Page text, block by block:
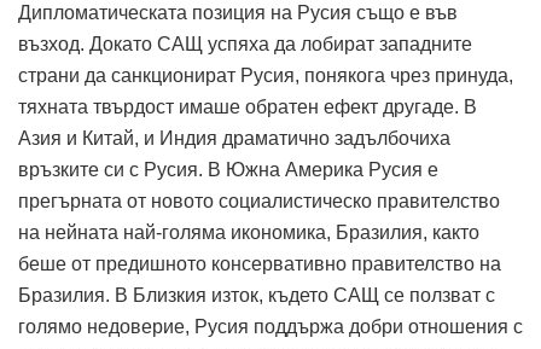
Дипломатическата позиция на Русия също е във
възход. Докато САЩ успяха да лобират западните
страни да санкционират Русия, понякога чрез принуда,
тяхната твърдост имаше обратен ефект другаде. В
Азия и Китай, и Индия драматично задълбочиха
връзките си с Русия. В Южна Америка Русия е
прегърната от новото социалистическо правителство
на нейната най-голяма икономика, Бразилия, както
беше от предишното консервативно правителство на
Бразилия. В Близкия изток, където САЩ се ползват с
голямо недоверие, Русия поддържа добри отношения с